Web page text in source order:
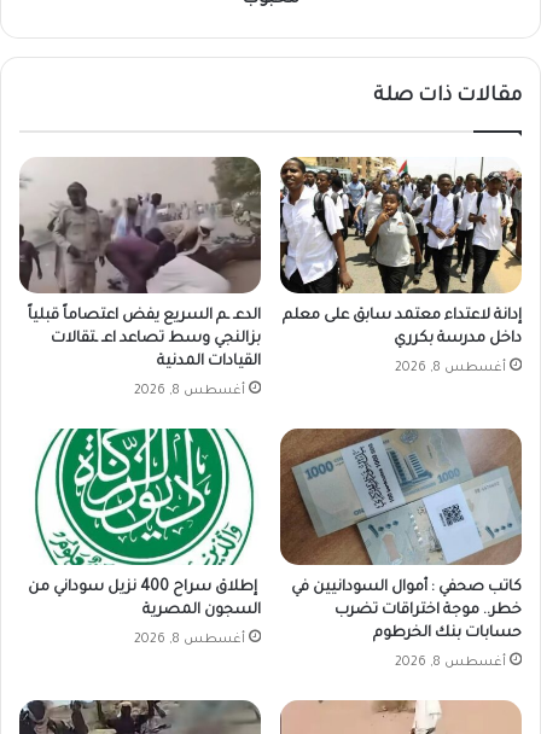
مقالات ذات صلة
إدانة لاعتداء معتمد سابق على معلم
داخل مدرسة بكرري
أغسطس 8, 2026
الدعـ ـم السريع يفض اعتصاماً قبلياً
بزالنجي وسط تصاعد اعـ ـتقالات
القيادات المدنية
أغسطس 8, 2026
كاتب صحفي : أموال السودانيين في
خطر.. موجة اختراقات تضرب
حسابات بنك الخرطوم
أغسطس 8, 2026
إطلاق سراح 400 نزيل سوداني من
السجون المصرية
أغسطس 8, 2026